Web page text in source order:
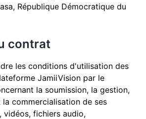
République Démocratique du
contrat
les conditions d'utilisation des
JamiiVision par le
la soumission, la gestion,
commercialisation de ses
fichiers audio,